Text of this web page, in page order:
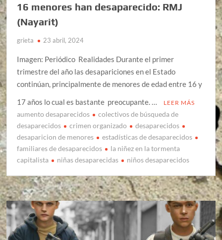
16 menores han desaparecido: RMJ
(Nayarit)
grieta 23 abril, 2024
Imagen: Periódico Realidades Durante el primer
trimestre del año las desapariciones en el Estado
continúan, principalmente de menores de edad entre 16 y
17 años lo cual es bastante preocupante. …
LEER MÁS
aumento desaparecidos
colectivos de búsqueda de
desaparecidos
crimen organizado
desaparecidos
desaparicion de menores
estadísticas de desaparecidos
familiares de desaparecidos
la niñez en la tormenta
capitalista
niñas desaparecidas niños desaparecidos